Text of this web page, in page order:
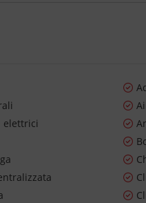
elettrici